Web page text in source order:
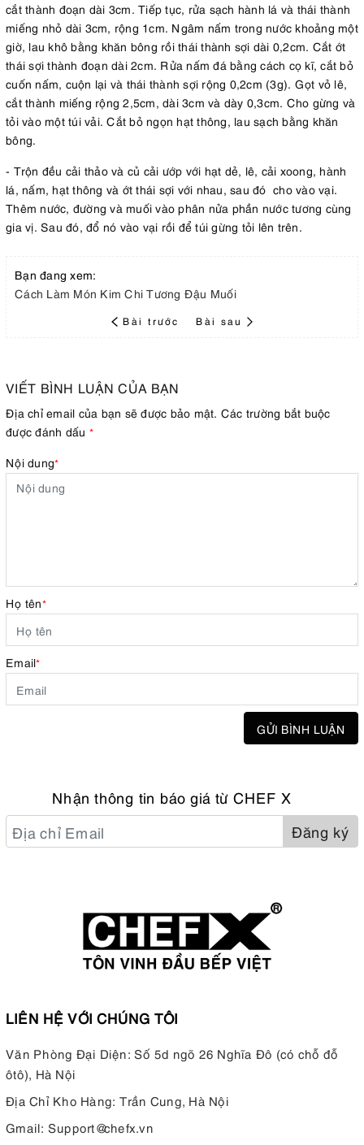
cắt thành đoạn dài 3cm. Tiếp tục, rửa sạch hành lá và thái thành
miếng nhỏ dài 3cm, rộng 1cm. Ngâm nấm trong nước khoảng một
giờ, lau khô bằng khăn bông rồi thái thành sợi dài 0,2cm. Cắt ớt
thái sợi thành đoạn dài 2cm. Rửa nấm đá bằng cách cọ kĩ, cắt bỏ
cuốn nấm, cuộn lại và thái thành sợi rộng 0,2cm (3g). Gọt vỏ lê,
cắt thành miếng rộng 2,5cm, dài 3cm và dày 0,3cm. Cho gừng và
tỏi vào một túi vải. Cắt bỏ ngọn hạt thông, lau sạch bằng khăn
bông.
- Trộn đều cải thảo và củ cải ướp với hạt dẻ, lê, cải xoong, hành
lá, nấm, hạt thông và ớt thái sợi với nhau, sau đó cho vào vại.
Thêm nước, đường và muối vào phân nửa phần nước tương cùng
gia vị. Sau đó, đổ nó vào vại rồi để túi gừng tỏi lên trên.
Bạn đang xem:
Cách Làm Món Kim Chi Tương Đậu Muối
Bài trước Bài sau
VIẾT BÌNH LUẬN CỦA BẠN
Địa chỉ email của bạn sẽ được bảo mật. Các trường bắt buộc
được đánh dấu *
Nội dung*
Họ tên*
Email*
GỬI BÌNH LUẬN
Nhận thông tin báo giá từ CHEF X
Đăng ký
LIÊN HỆ VỚI CHÚNG TÔI
Văn Phòng Đại Diện: Số 5d ngõ 26 Nghĩa Đô (có chỗ đỗ
ôtô), Hà Nội
Địa Chỉ Kho Hàng: Trần Cung, Hà Nội
Gmail: Support@chefx.vn